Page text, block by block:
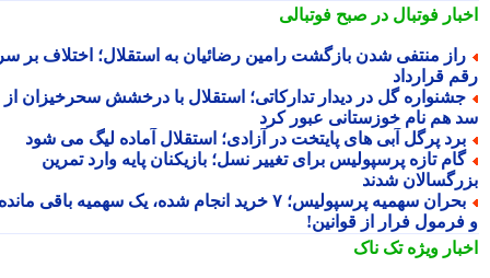
فوتبال در صبح فوتبالی
منتفی شدن بازگشت رامین رضائیان به استقلال؛ اختلاف بر سر
قرارداد
گل در دیدار تدارکاتی؛ استقلال با درخشش سحرخیزان از
هم نام خوزستانی عبور کرد
پرگل آبی های پایتخت در آزادی؛ استقلال آماده لیگ می شود
تازه پرسپولیس برای تغییر نسل؛ بازیکنان پایه وارد تمرین
شدند
بحران سهمیه پرسپولیس؛ ۷ خرید انجام شده، یک سهمیه باقی مانده
فرار از قوانین!
ویژهتک ناک